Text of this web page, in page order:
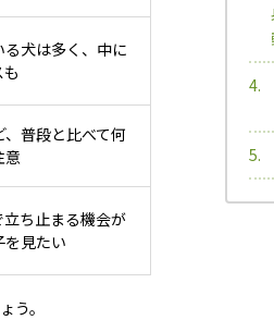
犬は多く、中に
普段と比べて何
意
ち止まる機会が
見たい
う。